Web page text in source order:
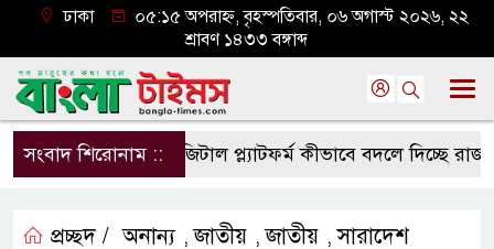
ঢাকা
০৫:১৫ অপরাহ্ন, বৃহস্পতিবার, ০৬ অগাস্ট ২০২৬, ২২
শ্রাবণ ১৪৩৩ বঙ্গাব্দ
সংবাদ শিরোনাম ::ডিজিটাল প্ল্যাটফর্ম কীভাবে বদলে দিচ্ছে রাজনীতি?
প্রচ্ছদ / অনান্য ,জাতীয় ,জাতীয় ,সারাদেশ